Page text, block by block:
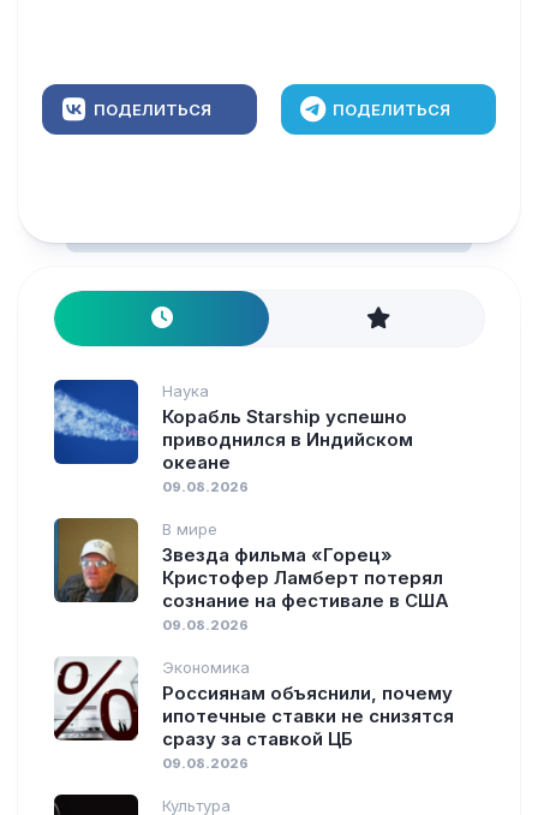
ПОДЕЛИТЬСЯ ПОДЕЛИТЬСЯ
Наука
Корабль Starship успешно
приводнился в Индийском
океане
09.08.2026
В мире
Звезда фильма «Горец»
Кристофер Ламберт потерял
сознание на фестивале в США
09.08.2026
Экономика
Россиянам объяснили, почему
ипотечные ставки не снизятся
сразу за ставкой ЦБ
09.08.2026
Культура